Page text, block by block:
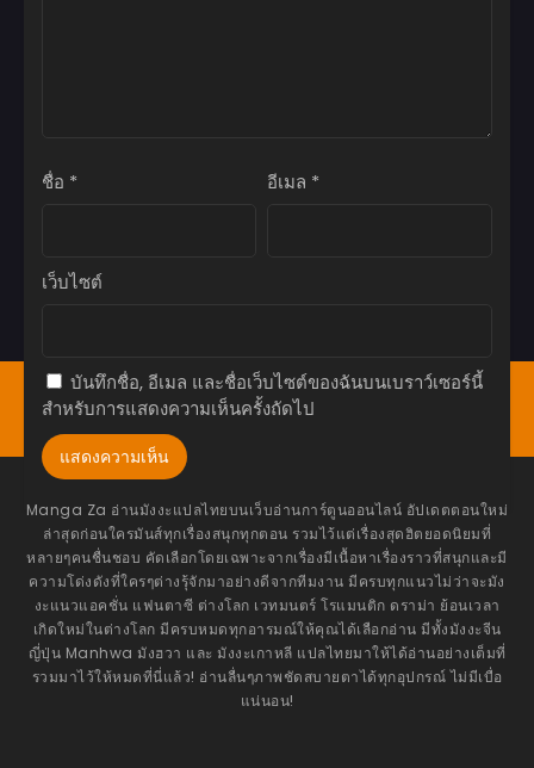
ตอนที่ 17
พฤษภาคม 26, 2026
ตอนที่ 14
พฤษภาคม 12, 2026
ตอนที่ 13
พฤษภาคม 12, 2026
ตอนที่ 12
พฤษภาคม 12, 2026
ตอนที่ 11
พฤษภาคม 12, 2026
ชื่อ * อีเมล *
เว็บไซต์
บันทึกชื่อ, อีเมล และชื่อเว็บไซต์ของฉันบนเบราว์เซอร์นี้
สำหรับการแสดงความเห็นครั้งถัดไป
หน้าแรก Bookmark มังงะ(ญี่ปุ่น)
มังฮวา(เกาหลี)
มังฮัว(จีน)
Manga Za อ่านมังงะแปลไทยบนเว็บอ่านการ์ตูนออนไลน์ อัปเดตตอนใหม่
ล่าสุดก่อนใครมันส์ทุกเรื่องสนุกทุกตอน รวมไว้แต่เรื่องสุดฮิตยอดนิยมที่
หลายๆคนชื่นชอบ คัดเลือกโดยเฉพาะจากเรื่องมีเนื้อหาเรื่องราวที่สนุกและมี
ความโด่งดังที่ใครๆต่างรุ้จักมาอย่างดีจากทีมงาน มีครบทุกแนวไม่ว่าจะมัง
งะแนวแอคชั่น แฟนตาซี ต่างโลก เวทมนตร์ โรแมนติก ดราม่า ย้อนเวลา
เกิดใหม่ในต่างโลก มีครบหมดทุกอารมณ์ให้คุณได้เลือกอ่าน มีทั้งมังงะจีน
ญี่ปุ่น Manhwa มังฮวา และ มังงะเกาหลี แปลไทยมาให้ได้อ่านอย่างเต็มที่
รวมมาไว้ให้หมดที่นี่แล้ว! อ่านลื่นๆภาพชัดสบายตาได้ทุกอุปกรณ์ ไม่มีเบื่อ
แน่นอน!